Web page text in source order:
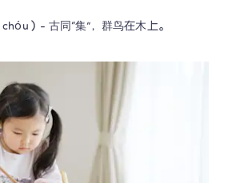
）- 古同“集”，群鸟在木上。